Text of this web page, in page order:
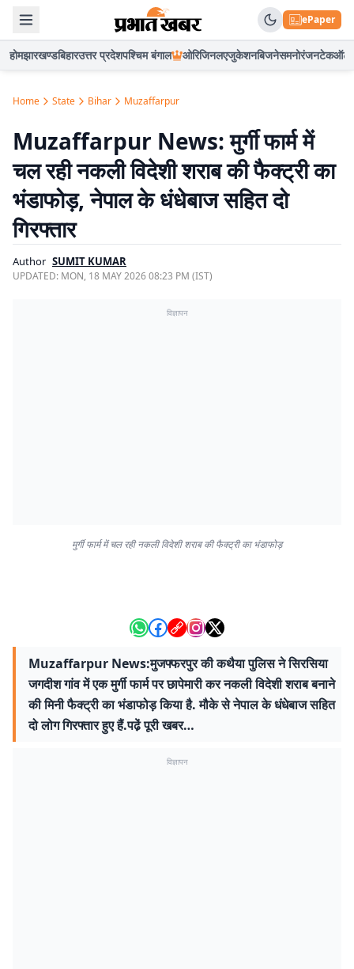
ePaper
होमझारखण्डबिहारउत्तर प्रदेशपश्चिम बंगाल ओरिजिनलएजुकेशनबिजनेसमनोरंजनटेकऑटो
Home State Bihar Muzaffarpur
Muzaffarpur News: मुर्गी फार्म में
चल रही नकली विदेशी शराब की फैक्ट्री का
भंडाफोड़, नेपाल के धंधेबाज सहित दो
गिरफ्तार
Author SUMIT KUMAR
UPDATED: MON, 18 MAY 2026 08:23 PM (IST)
विज्ञापन
मुर्गी फार्म में चल रही नकली विदेशी शराब की फैक्ट्री का भंडाफोड़
Muzaffarpur News:मुजफ्फरपुर की कथैया पुलिस ने सिरसिया
जगदीश गांव में एक मुर्गी फार्म पर छापेमारी कर नकली विदेशी शराब बनाने
की मिनी फैक्ट्री का भंडाफोड़ किया है. मौके से नेपाल के धंधेबाज सहित
दो लोग गिरफ्तार हुए हैं.पढे़ं पूरी खबर…
विज्ञापन